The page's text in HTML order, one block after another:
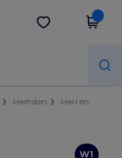
App holen
Hemden
Herren
W1